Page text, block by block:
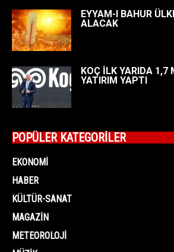
EYYAM-I BAHUR
ALACAK
KOÇ İLK YARIDA 1,7
YATIRIM YAPTI
POPÜLER KATEGORİLER
EKONOMI
HABER
KÜLTÜR-SANAT
MAGAZIN
METEOROLOJI